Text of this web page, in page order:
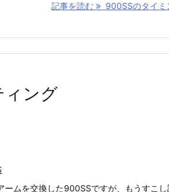
記事を読む 900SSのタイミ
ィング
ームを交換した900SSですが、もうすこし